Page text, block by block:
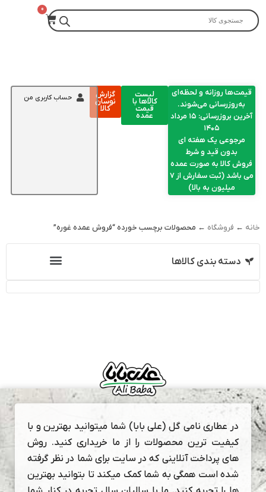
قیمت‌ها روزانه و لحظه‌ای
به‌روزرسانی می‌شوند.
آخرین بروزرسانی: ۱۵ مرداد
۱۴۰۵
مرجوعی یک هفته ای
بدون قید و شرط
فروش کالا به صورت عمده
می باشد (ثبت سفارش از 7
میلیون به بالا)
لیست
کالاها با
قیمت
عمده
گزارش
نوسان
کالا
حساب کاربری من
خانه ← فروشگاه ← محصولات برچسب خورده “فروش عمده غوره”
دسته بندی کالاها
در عطاری نامی گل (علی بابا) شما میتوانید بهترین و با
کیفیت ترین محصولات را از ما خریداری کنید. روش
های پرداخت آنلاینی که در سایت برای شما در نظر گرفته
شده است همگی به شما کمک میکند تا بتوانید بهترین